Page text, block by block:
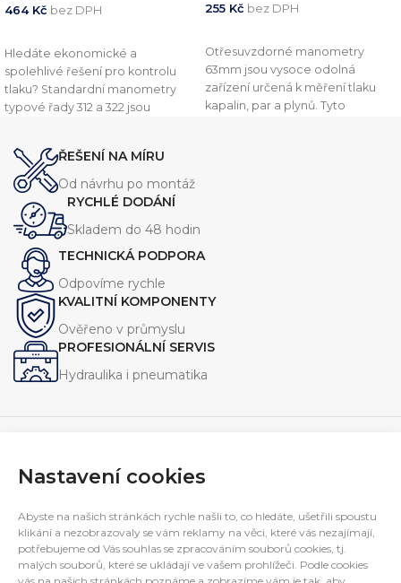
Nastavení cookies
Abyste na našich stránkách rychle našli to, co hledáte, ušetřili spoustu
klikání a nezobrazovaly se vám reklamy na věci, které vás nezajímají,
potřebujeme od Vás souhlas se zpracováním souborů cookies, tj.
malých souborů, které se ukládají ve vašem prohlížeči. Podle cookies
464 Kč bez DPH
Hledáte ekonomické a
spolehlivé řešení pro kontrolu
tlaku? Standardní manometry
typové řady 312 a 322 jsou
přesnost a shodu s evropskými
standardy. Tyto přístroje jsou
plně v souladu s normou EN837-1
255 Kč bez DPH
Otřesuvzdorné manometry
63mm jsou vysoce odolná
zařízení určená k měření tlaku
kapalin, par a plynů. Tyto
ŘEŠENÍ NA MÍRU
Od návrhu po montáž
RYCHLÉ DODÁNÍ
Skladem do 48 hodin
TECHNICKÁ PODPORA
Odpovíme rychle
KVALITNÍ KOMPONENTY
Ověřeno v průmyslu
PROFESIONÁLNÍ SERVIS
Hydraulika i pneumatika
Specializujeme se na jednoúčelové stroje, hydraulické
agregáty a technická řešení na míru.
E-mail: interfluid@interfluid.com
Telefon:(+420) 595 953 879